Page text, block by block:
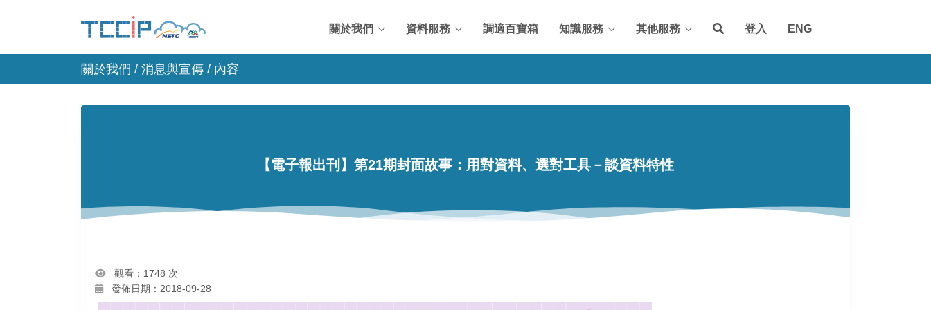
關於我們 資料服務 調適百寶箱 知識服務 其他服務 登入 ENG
關於我們 / 消息與宣傳 / 內容
【電子報出刊】第21期封面故事：用對資料、選對工具－談資料特性
觀看：1748 次
發佈日期：2018-09-28